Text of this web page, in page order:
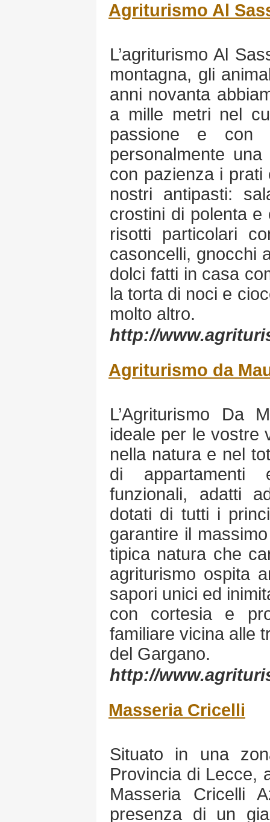
Agriturismo Al
L’agriturismo Al
montagna, gli
anni novanta
a mille metri nel
passione e con
personalmente
con pazienza i
nostri antipasti:
crostini di polenta
risotti particolari
casoncelli, gnocchi
dolci fatti in casa
la torta di noci e
molto altro.
http://
Agriturismo da
L’Agriturismo Da
ideale per le vostre
nella natura e nel
di appartamenti
funzionali, adatti
dotati di tutti i
garantire il
tipica natura che
agriturismo ospita
sapori unici ed
con cortesia e
familiare vicina alle
del Gargano.
http://
Masseria Cricelli
Situato in una
Provincia di Lecce,
Masseria Cricelli
presenza di un